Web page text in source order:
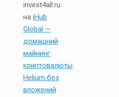
invest4all.ru
на iHub
Global —
домашний
майнинг
криптовалюты
Helium без
вложений